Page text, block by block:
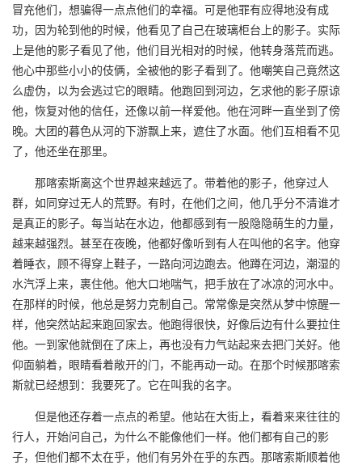
冒充他们，想骗得一点点他们的幸福。可是他罪有应得地没有成
功，因为轮到他的时候，他看见了自己在玻璃柜台上的影子。实际
上是他的影子看见了他，他们目光相对的时候，他转身落荒而逃。
他心中那些小小的伎俩，全被他的影子看到了。他嘲笑自己竟然这
么虚伪，以为会逃过它的眼睛。他跑回到河边，乞求他的影子原谅
他，恢复对他的信任，还像以前一样爱他。他在河畔一直坐到了傍
晚。大团的暮色从河的下游飘上来，遮住了水面。他们互相看不见
了，他还坐在那里。
那喀索斯离这个世界越来越远了。带着他的影子，他穿过人
群，如同穿过无人的荒野。有时，在他们之间，他几乎分不清谁才
是真正的影子。每当站在水边，他都感到有一股隐隐萌生的力量，
越来越强烈。甚至在夜晚，他都好像听到有人在叫他的名字。他穿
着睡衣，顾不得穿上鞋子，一路向河边跑去。他蹲在河边，潮湿的
水汽浮上来，裹住他。他大口地喘气，把手放在了冰凉的河水中。
在那样的时候，他总是努力克制自己。常常像是突然从梦中惊醒一
样，他突然站起来跑回家去。他跑得很快，好像后边有什么要拉住
他。一到家他就倒在了床上，再也没有力气站起来去把门关好。他
仰面躺着，眼睛看着敞开的门，不能再动一动。在那个时候那喀索
斯就已经想到：我要死了。它在叫我的名字。
但是他还存着一点点的希望。他站在大街上，看着来来往往的
行人，开始问自己，为什么不能像他们一样。他们都有自己的影
子，但他们都不太在乎，他们有另外在乎的东西。那喀索斯顺着他